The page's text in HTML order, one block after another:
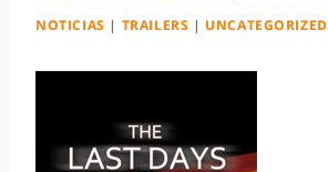
NOTICIAS | TRAILERS | UNCATEGORIZED